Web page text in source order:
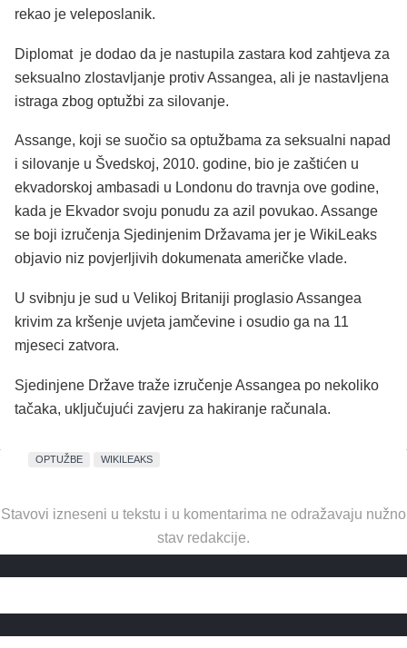
rekao je veleposlanik.
Diplomat je dodao da je nastupila zastara kod zahtjeva za
seksualno zlostavljanje protiv Assangea, ali je nastavljena
istraga zbog optužbi za silovanje.
Assange, koji se suočio sa optužbama za seksualni napad
i silovanje u Švedskoj, 2010. godine, bio je zaštićen u
ekvadorskoj ambasadi u Londonu do travnja ove godine,
kada je Ekvador svoju ponudu za azil povukao. Assange
se boji izručenja Sjedinjenim Državama jer je WikiLeaks
objavio niz povjerljivih dokumenata američke vlade.
U svibnju je sud u Velikoj Britaniji proglasio Assangea
krivim za kršenje uvjeta jamčevine i osudio ga na 11
mjeseci zatvora.
Sjedinjene Države traže izručenje Assangea po nekoliko
tačaka, uključujući zavjeru za hakiranje računala.
OPTUŽBE WIKILEAKS
Stavovi izneseni u tekstu i u komentarima ne odražavaju nužno
stav redakcije.